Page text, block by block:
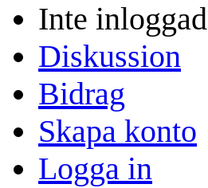
Inte inloggad
Diskussion
Bidrag
Skapa konto
Logga in